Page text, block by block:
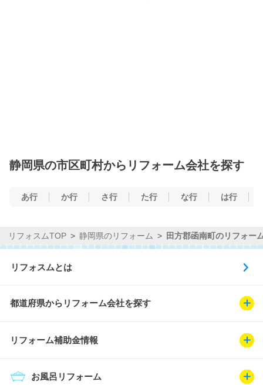
静岡県の市区町村からリフォーム会社を探す
あ行 か行 さ行 た行 な行 は行
リフォスムTOP 静岡県のリフォーム 田方郡函南町のリフォー
リフォスムとは
都道府県からリフォーム会社を探す
リフォーム補助金情報
お風呂リフォーム